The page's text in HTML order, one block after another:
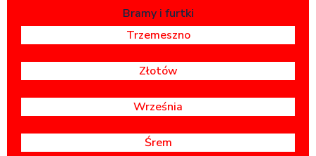
Bramy i furtki
Trzemeszno
Złotów
Września
Śrem